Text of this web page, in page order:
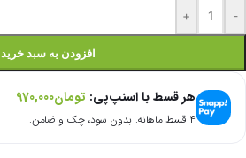
-
+
افزودن به سبد خرید
هر قسط با اسنپ‌پی: تومان970,000
۴ قسط ماهانه. بدون سود، چک و ضامن.